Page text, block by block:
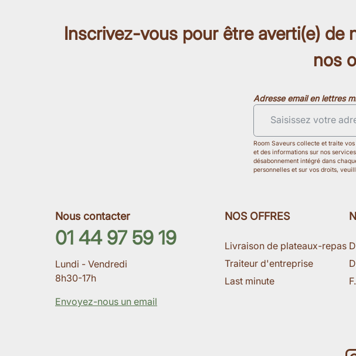
Inscrivez-vous pour être averti(e)
nos
Adresse email en lettres
Room Saveurs collecte et traite
et des informations sur nos
désabonnement intégré dans
personnelles et sur vos droits,
Nous contacter
01 44 97 59 19
Lundi - Vendredi
8h30-17h
Envoyez-nous un email
NOS OFFRES
Livraison de plateaux-repas
Traiteur d'entreprise
Last minute